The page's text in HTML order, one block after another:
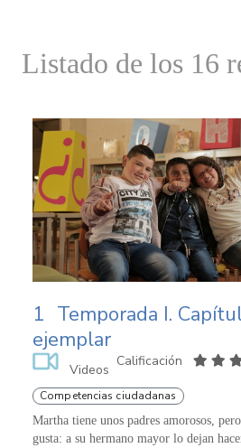
Listado de los 16
1 Temporada I.
ejemplar
Videos
Calificación
Competencias ciudadanas
Martha tiene unos padres amorosos,
gusta: a su hermano mayor lo dejan